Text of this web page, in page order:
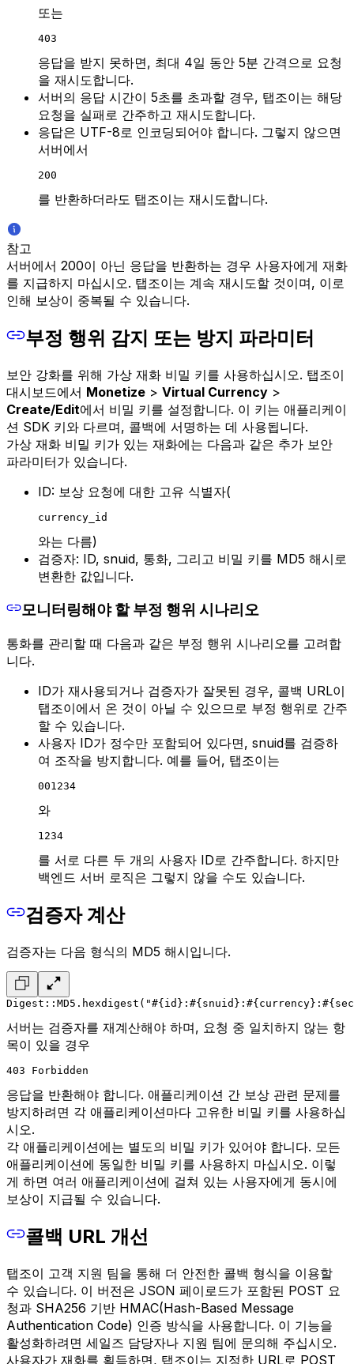
또는
403
응답을 받지 못하면, 최대 4일 동안 5분 간격으로 요청
을 재시도합니다.
서버의 응답 시간이 5초를 초과할 경우, 탭조이는 해당
요청을 실패로 간주하고 재시도합니다.
응답은 UTF-8로 인코딩되어야 합니다. 그렇지 않으면
서버에서
200
를 반환하더라도 탭조이는 재시도합니다.
참고
서버에서 200이 아닌 응답을 반환하는 경우 사용자에게 재화
를 지급하지 마십시오. 탭조이는 계속 재시도할 것이며, 이로
인해 보상이 중복될 수 있습니다.
부정 행위 감지 또는 방지 파라미터
보안 강화를 위해 가상 재화 비밀 키를 사용하십시오. 탭조이
대시보드에서 Monetize > Virtual Currency >
Create/Edit에서 비밀 키를 설정합니다. 이 키는 애플리케이
션 SDK 키와 다르며, 콜백에 서명하는 데 사용됩니다.
가상 재화 비밀 키가 있는 재화에는 다음과 같은 추가 보안
파라미터가 있습니다.
ID: 보상 요청에 대한 고유 식별자(
currency_id
와는 다름)
검증자: ID, snuid, 통화, 그리고 비밀 키를 MD5 해시로
변환한 값입니다.
모니터링해야 할 부정 행위 시나리오
통화를 관리할 때 다음과 같은 부정 행위 시나리오를 고려합
니다.
ID가 재사용되거나 검증자가 잘못된 경우, 콜백 URL이
탭조이에서 온 것이 아닐 수 있으므로 부정 행위로 간주
할 수 있습니다.
사용자 ID가 정수만 포함되어 있다면, snuid를 검증하
여 조작을 방지합니다. 예를 들어, 탭조이는
001234
와
1234
를 서로 다른 두 개의 사용자 ID로 간주합니다. 하지만
백엔드 서버 로직은 그렇지 않을 수도 있습니다.
검증자 계산
검증자는 다음 형식의 MD5 해시입니다.
서버는 검증자를 재계산해야 하며, 요청 중 일치하지 않는 항
목이 있을 경우
403 Forbidden
응답을 반환해야 합니다. 애플리케이션 간 보상 관련 문제를
방지하려면 각 애플리케이션마다 고유한 비밀 키를 사용하십
시오.
각 애플리케이션에는 별도의 비밀 키가 있어야 합니다. 모든
애플리케이션에 동일한 비밀 키를 사용하지 마십시오. 이렇
게 하면 여러 애플리케이션에 걸쳐 있는 사용자에게 동시에
보상이 지급될 수 있습니다.
콜백 URL 개선
탭조이 고객 지원 팀을 통해 더 안전한 콜백 형식을 이용할
수 있습니다. 이 버전은 JSON 페이로드가 포함된 POST 요
청과 SHA256 기반 HMAC(Hash-Based Message
Authentication Code) 인증 방식을 사용합니다. 이 기능을
활성화하려면 세일즈 담당자나 지원 팀에 문의해 주십시오.
사용자가 재화를 획득하면, 탭조이는 지정한 URL로 POST